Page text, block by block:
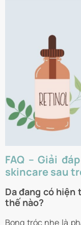
FAQ – Giải
skincare sau
Da đang có
thế nào?
Bong tróc nhẹ là